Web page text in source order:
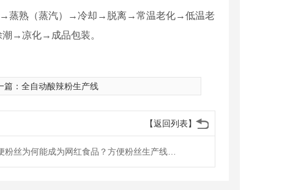
→蒸熟（蒸汽）→冷却→脱离→常温老化→低温老
→凉化→成品包装。
篇： 全自动酸辣粉生产线
【返回列表】